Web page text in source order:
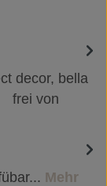
decor, bella
frei von
Mehr